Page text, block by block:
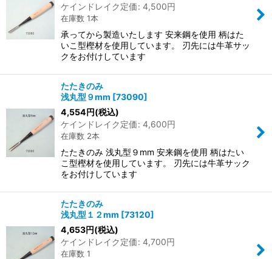
ケインドレイク定価: 4,500円
在庫数 1本
承ってから製造いたします 安来鋼を使用 柄はた
いこ型樫材を使用しています。 刃先には牛革サッ
クをお付けしています
たたきのみ
浅丸型９mm [73090]
4,554円(税込)
ケインドレイク定価: 4,600円
在庫数 2本
たたきのみ 浅丸型９mm 安来鋼を使用 柄はたい
こ型樫材を使用しています。 刃先には牛革サック
をお付けしています
たたきのみ
浅丸型１２mm [73120]
4,653円(税込)
ケインドレイク定価: 4,700円
在庫数 1